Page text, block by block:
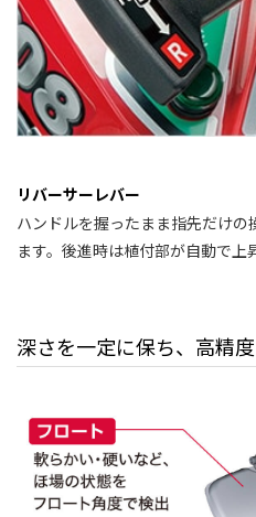
リバーサーレバー
ハンドルを握ったまま指先だけ
ます。後進時は植付部が自動で上
深さを一定に保ち、高精